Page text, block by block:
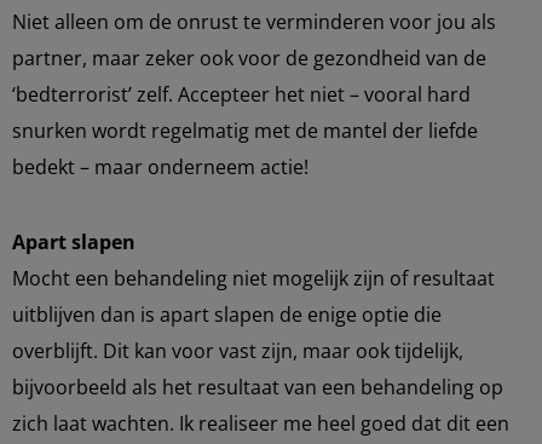
Niet alleen om de onrust te verminderen voor jou als
partner, maar zeker ook voor de gezondheid van de
‘bedterrorist’ zelf. Accepteer het niet – vooral hard
snurken wordt regelmatig met de mantel der liefde
bedekt – maar onderneem actie!
Apart slapen
Mocht een behandeling niet mogelijk zijn of resultaat
uitblijven dan is apart slapen de enige optie die
overblijft. Dit kan voor vast zijn, maar ook tijdelijk,
bijvoorbeeld als het resultaat van een behandeling op
zich laat wachten. Ik realiseer me heel goed dat dit een